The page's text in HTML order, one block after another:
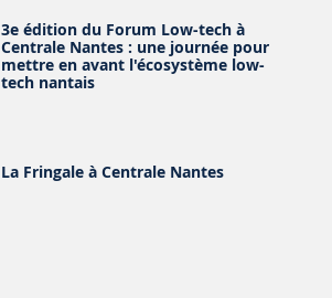
3e édition du Forum Low-tech à
Centrale Nantes : une journée pour
mettre en avant l'écosystème low-
tech nantais
La Fringale à Centrale Nantes